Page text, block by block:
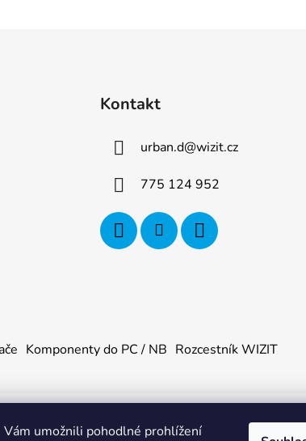
Vám umožnili pohodlné prohlížení
Kontakt
urban.d@wizit.cz
775 124 952
Komponenty do PC / NB Rozcestník WIZIT
vyhrazena.|Obchodní podmínky|Ochrana osobních